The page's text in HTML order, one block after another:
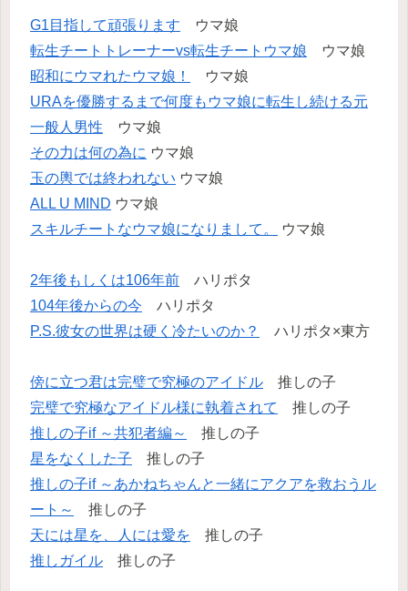
G1目指して頑張ります ウマ娘
転生チートトレーナーvs転生チートウマ娘 ウマ娘
昭和にウマれたウマ娘！
ウマ娘
URAを優勝するまで何度もウマ娘に転生し続ける元
一般人男性 ウマ娘
その力は何の為に ウマ娘
玉の輿では終われない ウマ娘
ALL U MIND ウマ娘
スキルチートなウマ娘になりまして。
ウマ娘
2年後もしくは106年前 ハリポタ
104年後からの今 ハリポタ
P.S.彼女の世界は硬く冷たいのか？
ハリポタ×東方
傍に立つ君は完璧で究極のアイドル 推しの子
完璧で究極なアイドル様に執着されて
推しの子
推しの子if ～共犯者編～
推しの子
星をなくした子 推しの子
推しの子if ～あかねちゃんと一緒にアクアを救おうル
ート～
推しの子
天には星を、人には愛を 推しの子
推しガイル 推しの子